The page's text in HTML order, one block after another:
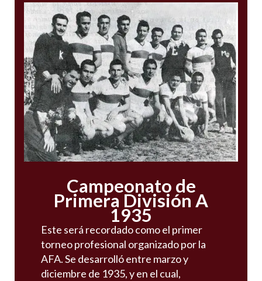
Campeonato de
Primera División A
1935
Este será recordado como el primer
torneo profesional organizado por la
AFA. Se desarrolló entre marzo y
diciembre de 1935, y en el cual,